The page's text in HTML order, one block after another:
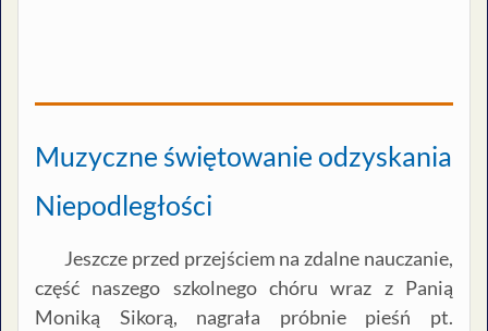
Muzyczne świętowanie odzyskania
Niepodległości
Jeszcze przed przejściem na zdalne nauczanie,
część naszego szkolnego chóru wraz z Panią
Moniką Sikorą, nagrała próbnie pieśń pt.